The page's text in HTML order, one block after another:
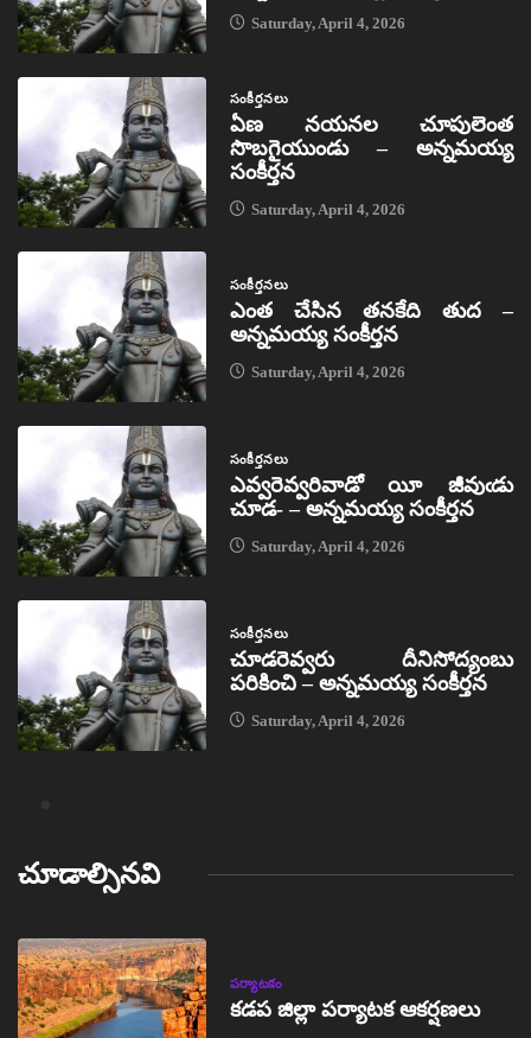
Saturday, April 4, 2026
సంకీర్తనలు
ఏణ నయనల చూపులెంత
సొబగైయుండు – అన్నమయ్య
సంకీర్తన
Saturday, April 4, 2026
సంకీర్తనలు
ఎంత చేసిన తనకేది తుద –
అన్నమయ్య సంకీర్తన
Saturday, April 4, 2026
సంకీర్తనలు
ఎవ్వరెవ్వరివాడో యీ జీవుఁడు
చూడ- – అన్నమయ్య సంకీర్తన
Saturday, April 4, 2026
సంకీర్తనలు
చూడరెవ్వరు దీనిసోద్యంబు
పరికించి – అన్నమయ్య సంకీర్తన
Saturday, April 4, 2026
చూడాల్సినవి
పర్యాటకం
కడప జిల్లా పర్యాటక ఆకర్షణలు